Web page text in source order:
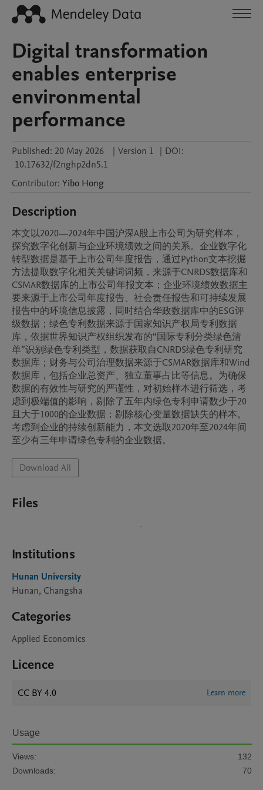
Digital transformation
enables enterprise
environmental
performance
Published: 20 May 2026 | Version 1 | DOI:
10.17632/f2nghp2dn5.1
Contributor: Yibo Hong
Description
本文以2020—2024年中国沪深A股上市公司为研究样本，
探究数字化创新与企业环境绩效之间的关系。企业数字化
转型数据是基于上市公司年度报告，通过Python文本挖掘
方法提取数字化相关关键词词频，来源于CNRDS数据库和
CSMAR数据库的上市公司年报文本；企业环境绩效数据主
要来源于上市公司年度报告、社会责任报告和可持续发展
报告中的环境信息披露，同时结合华政数据库中的ESG评
级数据；绿色专利数据来源于国家知识产权局专利数据
库，依据世界知识产权组织发布的“国际专利分类绿色清
单”识别绿色专利类型，数据获取自CNRDS绿色专利研究
数据库；财务与公司治理数据来源于CSMAR数据库和Wind
数据库，包括企业总资产、独立董事占比等信息。为确保
数据的有效性与研究的严谨性，对初始样本进行筛选，考
虑到极端值的影响，剔除了五年内绿色专利申请数少于20
且大于1000的企业数据；剔除核心变量数据缺失的样本。
考虑到企业的持续创新能力，本文选取2020年至2024年间
至少有三年申请绿色专利的企业数据。
Download All
Files
Institutions
Hunan University
Hunan, Changsha
Categories
Applied Economics
Licence
CC BY 4.0 Learn more
Usage
Views:
132
Downloads:
70